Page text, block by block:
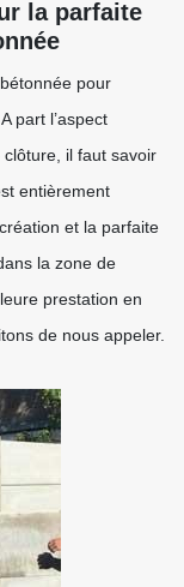
la parfaite
pour
part l’aspect
il faut savoir
entièrement
et la parfaite
la zone de
prestation en
de nous appeler.